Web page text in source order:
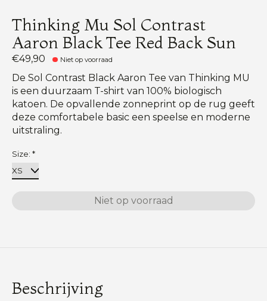
Thinking Mu Sol Contrast
Aaron Black Tee Red Back Sun
€49,90 Niet op voorraad
De Sol Contrast Black Aaron Tee van Thinking MU
is een duurzaam T-shirt van 100% biologisch
katoen. De opvallende zonneprint op de rug geeft
deze comfortabele basic een speelse en moderne
uitstraling.
Size: *
Niet op voorraad
Beschrijving